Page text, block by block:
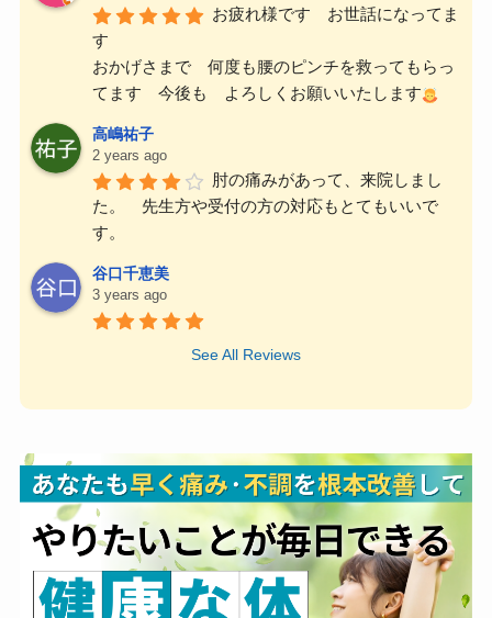
お疲れ様です　お世話になってま
す
おかげさまで　何度も腰のピンチを救ってもらっ
てます　今後も　よろしくお願いいたします
高嶋祐子
2 years ago
肘の痛みがあって、来院しまし
た。　先生方や受付の方の対応もとてもいいで
す。
谷口千恵美
3 years ago
See All Reviews